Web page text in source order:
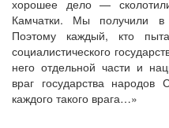
хорошее дело —
Камчатки. Мы получили в
Поэтому каждый, кто
социалистического
него отдельной части и
враг государства
каждого такого врага…»